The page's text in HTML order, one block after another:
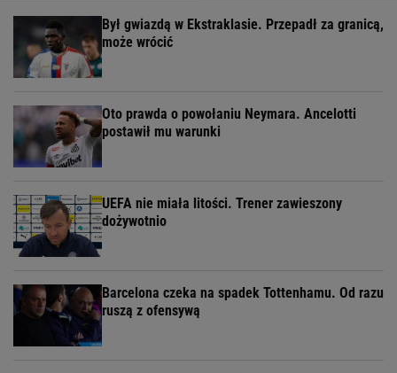
Był gwiazdą w Ekstraklasie. Przepadł za granicą,
może wrócić
Oto prawda o powołaniu Neymara. Ancelotti
postawił mu warunki
UEFA nie miała litości. Trener zawieszony
dożywotnio
Barcelona czeka na spadek Tottenhamu. Od razu
ruszą z ofensywą